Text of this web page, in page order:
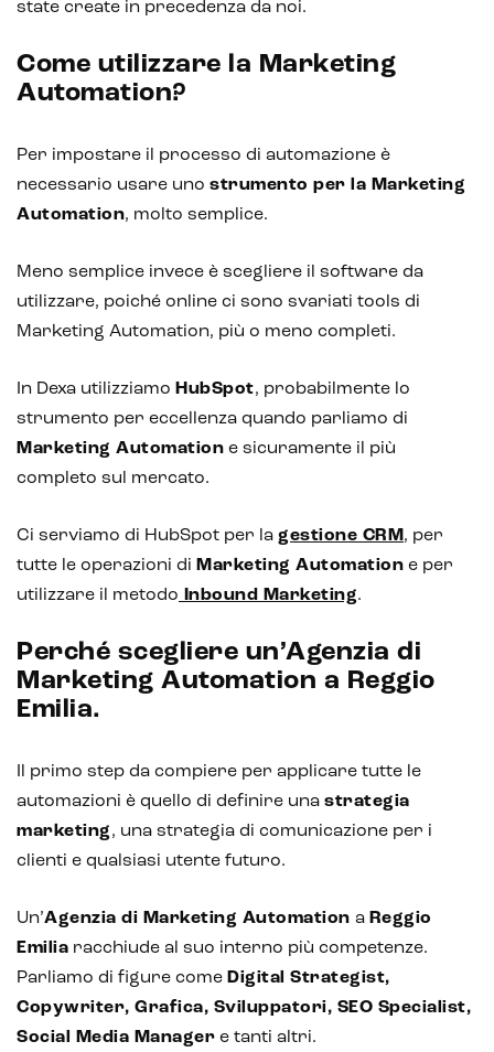
Blockchain
Analisi predittiva
Chatbot e assistenti virtuali
Realtà Virtuale
state create in precedenza da noi.
Come utilizzare la Marketing
Automation?
Per impostare il processo di automazione è
necessario usare uno strumento per la Marketing
Automation, molto semplice.
Meno semplice invece è scegliere il software da
utilizzare, poiché online ci sono svariati tools di
Marketing Automation, più o meno completi.
In Dexa utilizziamo HubSpot, probabilmente lo
strumento per eccellenza quando parliamo di
Marketing Automation e sicuramente il più
completo sul mercato.
Ci serviamo di HubSpot per la gestione CRM , per
tutte le operazioni di Marketing Automation e per
utilizzare il metodo Inbound Marketing.
Perché scegliere un’Agenzia di
Marketing Automation a Reggio
Emilia.
Il primo step da compiere per applicare tutte le
automazioni è quello di definire una strategia
marketing, una strategia di comunicazione per i
clienti e qualsiasi utente futuro.
Un’Agenzia di Marketing Automation a Reggio
Emilia racchiude al suo interno più competenze.
Parliamo di figure come Digital Strategist,
Copywriter, Grafica, Sviluppatori, SEO Specialist,
Social Media Manager e tanti altri.